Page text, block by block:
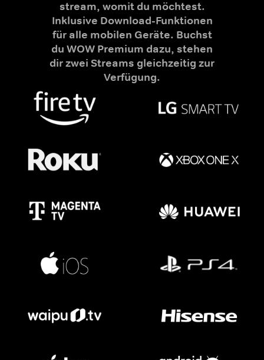
stream, womit du möchtest.
Inklusive Download-Funktionen
für alle mobilen Geräte. Buchst
du WOW Premium dazu, stehen
dir zwei Streams gleichzeitig zur
Verfügung.